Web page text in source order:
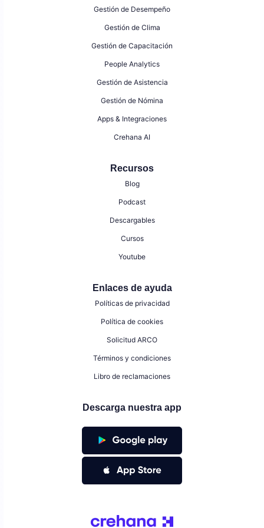
Gestión de Desempeño
Gestión de Clima
Gestión de Capacitación
People Analytics
Gestión de Asistencia
Gestión de Nómina
Apps & Integraciones
Crehana AI
Recursos
Blog
Podcast
Descargables
Cursos
Youtube
Enlaces de ayuda
Políticas de privacidad
Política de cookies
Solicitud ARCO
Términos y condiciones
Libro de reclamaciones
Descarga nuestra app